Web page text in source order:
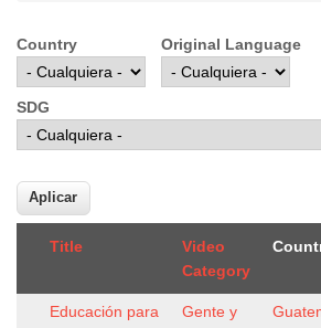
Country Original Language
SDG
Title
Video
Category
Educación para
Gente y